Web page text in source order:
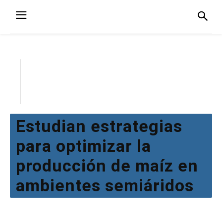
Estudian estrategias
para optimizar la
producción de maíz en
ambientes semiáridos